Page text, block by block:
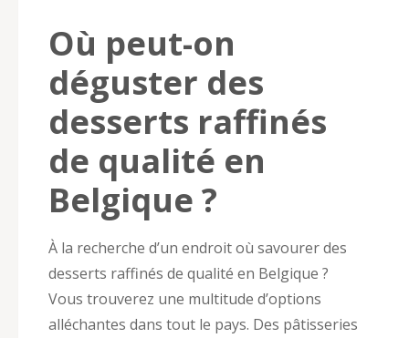
Où peut-on
déguster des
desserts raffinés
de qualité en
Belgique ?
À la recherche d’un endroit où savourer des
desserts raffinés de qualité en Belgique ?
Vous trouverez une multitude d’options
alléchantes dans tout le pays. Des pâtisseries